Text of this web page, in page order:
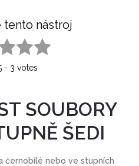
nástroj
- 3 votes
SOUBORY
ŠEDI
černobílé nebo ve stupních